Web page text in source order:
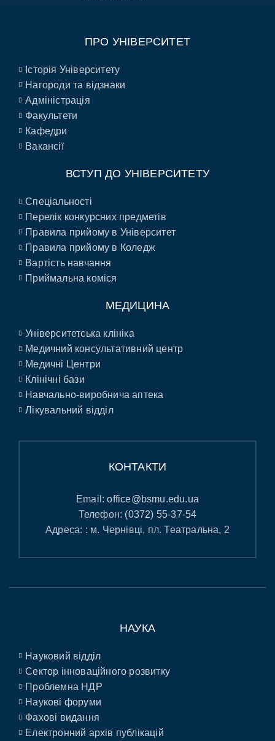
ПРО УНІВЕРСИТЕТ
Історія Університету
Нагороди та відзнаки
Адміністрація
Факультети
Кафедри
Вакансії
ВСТУП ДО УНІВЕРСИТЕТУ
Спеціальності
Перелік конкурсних предметів
Правила прийому в Університет
Правила прийому в Коледж
Вартість навчання
Приймальна коміся
МЕДИЦИНА
Університетська клініка
Медичний консультативний центр
Медичні Центри
Клінічні бази
Навчально-виробнича аптека
Лікувальний відділ
КОНТАКТИ
Email:office@bsmu.edu.ua
Телефон: (0372) 55-37-54
Адреса: : м. Чернівці, пл. Театральна, 2
НАУКА
Науковий відділ
Сектор інноваційного розвитку
Проблемна НДР
Наукові форуми
Фахові видання
Електронний архів публікацій